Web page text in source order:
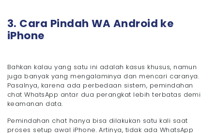
3. Cara Pindah WA Android ke
iPhone
Bahkan kalau yang satu ini adalah kasus khusus, namun
juga banyak yang mengalaminya dan mencari caranya.
Pasalnya, karena ada perbedaan sistem, pemindahan
chat WhatsApp antar dua perangkat lebih terbatas demi
keamanan data.
Pemindahan chat hanya bisa dilakukan satu kali saat
proses setup awal iPhone. Artinya, tidak ada WhatsApp